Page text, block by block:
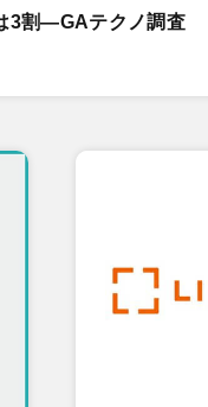
3割―GAテクノ調査